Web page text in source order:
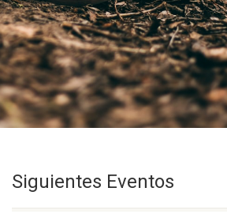
Siguientes Eventos